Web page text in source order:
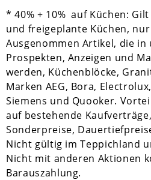
* 40% + 10% auf Küchen:
und freigeplante Küchen,
Ausgenommen Artikel, die
Prospekten, Anzeigen und
werden, Küchenblöcke,
Marken AEG, Bora,
Siemens und Quooker.
auf bestehende
Sonderpreise,
Nicht gültig im Teppichland
Nicht mit anderen Aktionen
Barauszahlung.